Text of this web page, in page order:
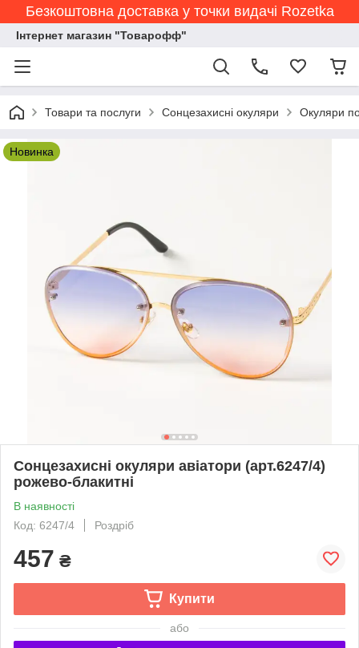
Безкоштовна доставка у точки видачі Rozetka
Інтернет магазин "Товарофф"
Товари та послуги Сонцезахисні окуляри Окуляри
Новинка
Сонцезахисні окуляри авіатори (арт.6247/4)
рожево-блакитні
В наявності
Код: 6247/4
Роздріб
457 ₴
Купити
або